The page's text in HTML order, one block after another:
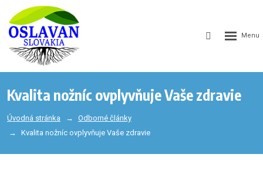
Kvalita nožníc ovplyvňuje Vaše zdravie
Úvodná stránka
Odborné články
Kvalita nožníc ovplyvňuje Vaše zdravie